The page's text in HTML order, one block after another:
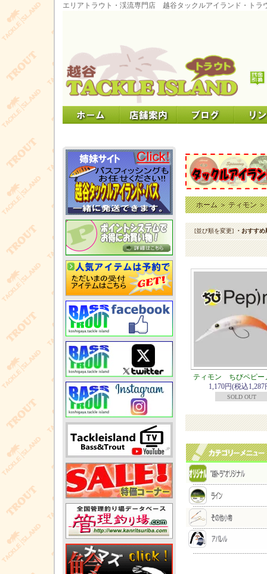
エリアトラウト・渓流専門店 越谷タックルアイランド・トラ
ホーム＞ティモン＞
[並び順を変更] ・おすすめ
ティモン ちびペピ
1,170円(税込1,287
SOLD OUT